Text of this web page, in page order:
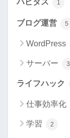
1
ブログ運営 5
WordPress
サーバー 3
ライフハック
仕事効率化
学習 2